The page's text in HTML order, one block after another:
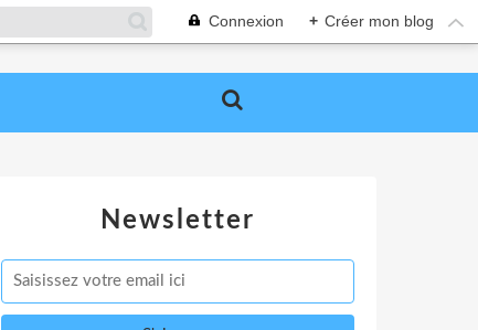
Connexion + Créer mon blog
Newsletter